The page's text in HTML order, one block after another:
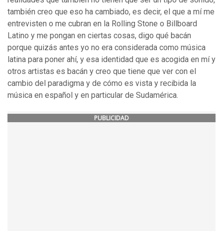
también creo que eso ha cambiado, es decir, el que a mí me
entrevisten o me cubran en la Rolling Stone o Billboard
Latino y me pongan en ciertas cosas, digo qué bacán
porque quizás antes yo no era considerada como música
latina para poner ahí, y esa identidad que es acogida en mí y
otros artistas es bacán y creo que tiene que ver con el
cambio del paradigma y de cómo es vista y recibida la
música en español y en particular de Sudamérica.
PUBLICIDAD